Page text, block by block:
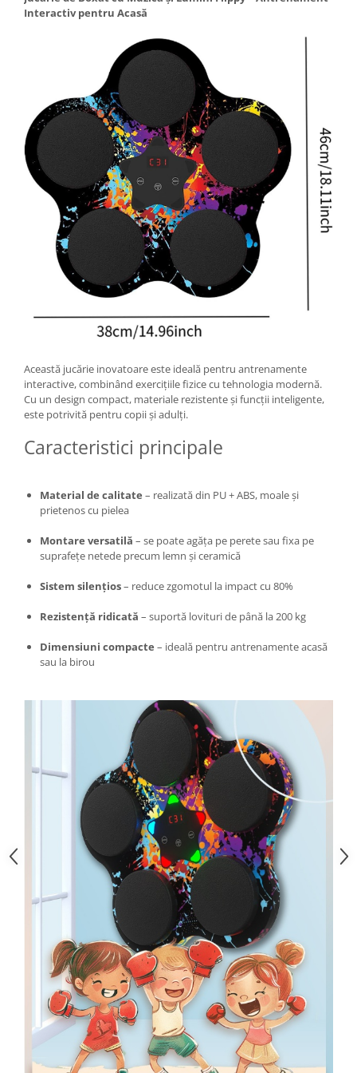
Tractoraș de tuns gazonul
Incubatoare, oparitoare si
Echipamente pentru animale
Aparate de tuns animale
Piese si accesorii aparate de tuns
animale
Tarcuri animale
Semanatori
Masini batut stalpi si accesorii
Roabe & accesorii
Casute gradina si cutii depozitare
Mobilier gradina
Zdrobitoare si teascuri
Teascuri
Zdrobitoare electrice
Zdrobitoare electrice & manuale
Articole antidaunatori gradina
Suflante si aspiratoare exterior
Unelte altoit
Folie si plase pt plante
Masini batut stalpi
Pentru Casa si Camping
Aragaze, plite, piese butelii de
Accesorii aragaze & butelii
Pirostrii si accesorii pentru gatit
Iluminat & electrice
Prelungitoare & cabluri electrice
Coliere plastic
Conectori/doze
Corpuri de iluminat
Lampi solare
Lumina de crestere pentru plante
Interactiv pentru Acasă
Această jucărie inovatoare este ideală pentru antrenamente
interactive, combinând exercițiile fizice cu tehnologia modernă.
Cu un design compact, materiale rezistente și funcții inteligente,
este potrivită pentru copii și adulți.
Caracteristici principale
Material de calitate – realizată din PU + ABS, moale și
prietenos cu pielea
Montare versatilă – se poate agăța pe perete sau fixa pe
suprafețe netede precum lemn și ceramică
Sistem silențios– reduce zgomotul la impact cu 80%
Rezistență ridicată – suportă lovituri de până la 200 kg
Dimensiuni compacte – ideală pentru antrenamente acasă
sau la birou